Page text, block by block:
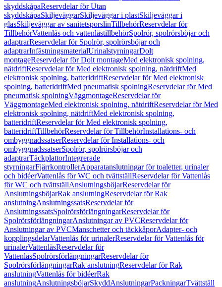
skyddskåpaReservdelar för Utan
skyddskåpaSkiljeväggarSkiljeväggar i plastSkiljeväggar i
glasSkiljeväggar av sanitetsporslinTillbehörReservdelar för
TillbehörVattenlås och vattenlåstillbehörSpolrör, spolrörsböjar och
adaptrarReservdelar för Spolrör, spolrörsböjar och
adaptrarInfästningsmaterialUrinalstyrningarDolt
montageReservdelar för Dolt montageMed elektronisk spolning,
nätdriftReservdelar för Med elektronisk spolning, nätdriftMed
elektronisk spolning, batteridriftReservdelar för Med elektronisk
spolning, batteridriftMed pneumatisk spolningReservdelar för Med
pneumatisk spolningVäggmontageReservdelar för
VäggmontageMed elektronisk spolning, nätdriftReservdelar för Med
elektronisk spolning, nätdriftMed elektronisk spolning,
batteridriftReservdelar för Med elektronisk spolning,
batteridriftTillbehörReservdelar för TillbehörInstallations- och
ombyggnadssatserReservdelar för Installations- och
ombyggnadssatserSpolrör, spolrörsböjar och
adaptrarTäckplattorIntegrerade
styrningarFjärrkontrollerApparatanslutningar för toaletter, urinaler
och bidéerVattenlås för WC och tvättställReservdelar för Vattenlås
för WC och tvättställAnslutningsböjarReservdelar för
AnslutningsböjarRak anslutningReservdelar för Rak
anslutningAnslutningssatsReservdelar för
AnslutningssatsSpolrörsförlängningarReservdelar för
SpolrörsförlängningarAnslutningar av PVCReservdelar för
Anslutningar av PVCManschetter och täckkåporAdapter- och
kopplingsdelarVattenlås för urinalerReservdelar för Vattenlås för
urinalerVattenlåsReservdelar för
VattenlåsSpolrörsförlängningarReservdelar för
SpolrörsförlängningarRak anslutningReservdelar för Rak
anslutningVattenlås för bidéerRak
anslutningAnslutningsböjarSkyddAnslutningarPackningarTvättställ